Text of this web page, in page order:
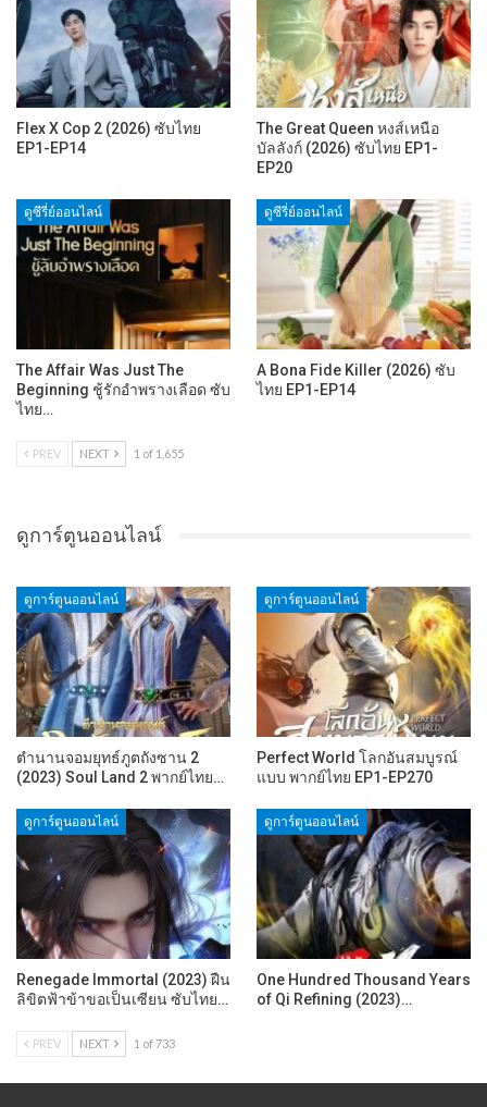
Flex X Cop 2 (2026) ซับไทย
EP1-EP14
The Great Queen หงส์เหนือ
บัลลังก์ (2026) ซับไทย EP1-
EP20
ดูซีรี่ย์ออนไลน์
The Affair Was Just The
Beginning ชู้รักอำพรางเลือด ซับ
ไทย…
ดูซีรี่ย์ออนไลน์
A Bona Fide Killer (2026) ซับ
ไทย EP1-EP14
PREV NEXT 1 of 1,655
ดูการ์ตูนออนไลน์
ดูการ์ตูนออนไลน์
ตำนานจอมยุทธ์ภูตถังซาน 2
(2023) Soul Land 2 พากย์ไทย…
ดูการ์ตูนออนไลน์
Perfect World โลกอันสมบูรณ์
แบบ พากย์ไทย EP1-EP270
ดูการ์ตูนออนไลน์
Renegade Immortal (2023) ฝืน
ลิขิตฟ้าข้าขอเป็นเซียน ซับไทย…
ดูการ์ตูนออนไลน์
One Hundred Thousand Years
of Qi Refining (2023)…
PREV NEXT 1 of 733